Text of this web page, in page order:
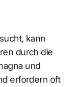
kann
durch die
und
erfordern oft